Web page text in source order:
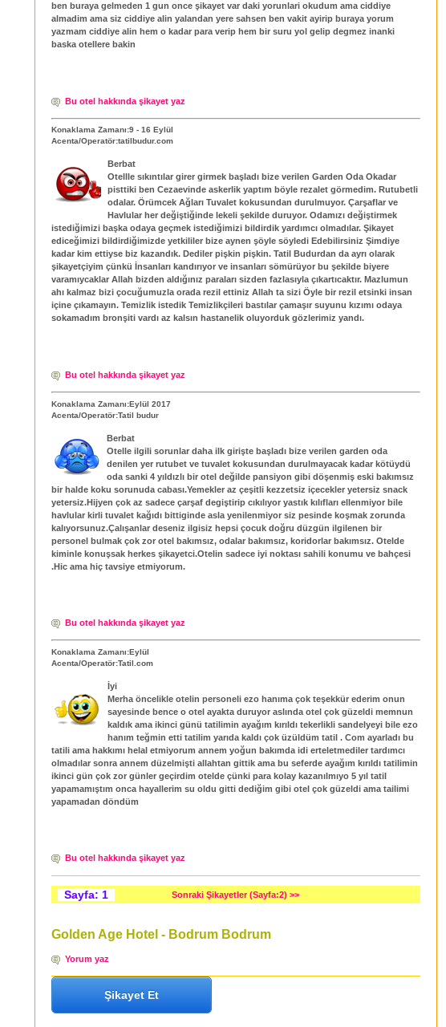
ben buraya gelmeden 1 gun once şikayet var daki yorunlari okudum ama ciddiye
almadim ama siz ciddiye alin yalandan yere sahsen ben vakit ayirip buraya yorum
yazmam ciddiye alin hem o kadar para verip hem bir suru yol gelip degmez inanki
baska otellere bakin
Bu otel hakkında şikayet yaz
Konaklama Zamanı:9 - 16 Eylül
Acenta/Operatör:tatilbudur.com
Berbat
Otellle sıkıntılar girer girmek başladı bize verilen Garden Oda Okadar
pisttiki ben Cezaevinde askerlik yaptım böyle rezalet görmedim. Rutubetli
odalar. Örümcek Ağları Tuvalet kokusundan durulmuyor. Çarşaflar ve
Havlular her değiştiğinde lekeli şekilde duruyor. Odamızı değiştirmek
istediğimizi başka odaya geçmek istediğimizi bildirdik yardımcı olmadılar. Şikayet
ediceğimizi bildirdiğimizde yetkililer bize aynen şöyle söyledi Edebilirsiniz Şimdiye
kadar kim ettiyse biz kazandık. Dediler pişkin pişkin. Tatil Budurdan da ayrı olarak
şikayetçiyim çünkü İnsanları kandırıyor ve insanları sömürüyor bu şekilde biyere
varamıycaklar Allah bizden aldığınız paraları sizden fazlasıyla çıkartıcaktır. Mazlumun
ahı kalmaz bizi çocuğumuzla orada rezil ettiniz Allah ta sizi Öyle bir rezil etsinki insan
içine çıkamayın. Temizlik istedik Temizlikçileri bastılar çamaşır suyunu kızımı odaya
sokamadım bronşiti vardı az kalsın hastanelik oluyorduk gözlerimiz yandı.
Bu otel hakkında şikayet yaz
Konaklama Zamanı:Eylül 2017
Acenta/Operatör:Tatil budur
Berbat
Otelle ilgili sorunlar daha ilk girişte başladı bize verilen garden oda
denilen yer rutubet ve tuvalet kokusundan durulmayacak kadar kötüydü
oda sanki 4 yıldızlı bir otel değilde pansiyon gibi döşenmiş eski bakımsız
bir halde koku sorunuda cabası.Yemekler az çeşitli kezzetsiz içecekler yetersiz snack
yetersiz.Hijyen çok az sadece çarşaf degiştirip cıkılıyor yastık kılıfları ellenmiyor bile
havlular kirli tuvalet kağıdı bittiginde asla yenilenmiyor siz pesinde koşmak zorunda
kalıyorsunuz.Çalışanlar deseniz ilgisiz hepsi çocuk doğru düzgün ilgilenen bir
personel bulmak çok zor otel bakımsız, odalar bakımsız, koridorlar bakımsız. Otelde
kiminle konuşsak herkes şikayetci.Otelin sadece iyi noktası sahili konumu ve bahçesi
.Hic ama hiç tavsiye etmiyorum.
Bu otel hakkında şikayet yaz
Konaklama Zamanı:Eylül
Acenta/Operatör:Tatil.com
İyi
Merha öncelikle otelin personeli ezo hanıma çok teşekkür ederim onun
sayesinde bence o otel ayakta duruyor aslında otel çok güzeldi memnun
kaldık ama ikinci günü tatilimin ayağım kırıldı tekerlikli sandelyeyi bile ezo
hanım teğmin etti tatilim yarıda kaldı çok üzüldüm tatil . Com ayarladı bu
tatili ama hakkımı helal etmiyorum annem yoğun bakımda idi erteletmediler tardımcı
olmadılar sonra annem düzelmişti allahtan gittik ama bu seferde ayağım kırıldı tatilimin
ikinci gün çok zor günler geçirdim otelde çünki para kolay kazanılmıyo 5 yıl tatil
yapamamıştım onca hayallerim su oldu gitti dediğim gibi otel çok güzeldi ama tailimi
yapamadan döndüm
Bu otel hakkında şikayet yaz
Sayfa: 1 Sonraki Şikayetler (Sayfa:2) >>
Golden Age Hotel - Bodrum Bodrum
Yorum yaz
Şikayet Et